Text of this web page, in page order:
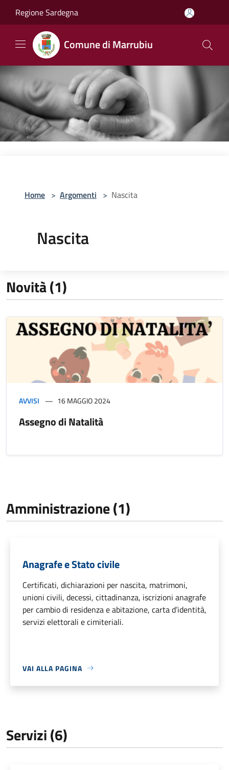
Regione Sardegna
Comune di Marrubiu
Home > Argomenti > Nascita
Nascita
Novità (1)
AVVISI 16 MAGGIO 2024
Assegno di Natalità
Amministrazione (1)
Anagrafe e Stato civile
Certificati, dichiarazioni per nascita, matrimoni,
unioni civili, decessi, cittadinanza, iscrizioni anagrafe
per cambio di residenza e abitazione, carta d’identità,
servizi elettorali e cimiteriali.
VAI ALLA PAGINA
Servizi (6)